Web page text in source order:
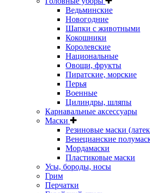
Ведьминские
Новогодние
Шапки с животными
Кокошники
Королевские
Национальные
Овощи, фрукты
Пиратские, морские
Перья
Военные
Цилиндры, шляпы
Карнавальные аксессуары
Маски
Резиновые маски
Венецианские
Мордамаски
Пластиковые маски
Усы, бороды, носы
Грим
Перчатки